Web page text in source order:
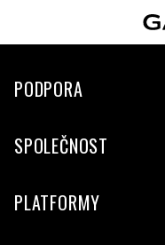
PODPORA
SPOLEČNOST
PLATFORMY